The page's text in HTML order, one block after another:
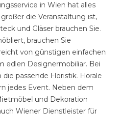
in Wien hat alles
die Veranstaltung ist,
und Gläser brauchen Sie.
brauchen Sie
von günstigen einfachen
edlen Designermobiliar. Bei
passende Floristik. Florale
jedes Event. Neben dem
und Dekoration
Wiener Dienstleister für